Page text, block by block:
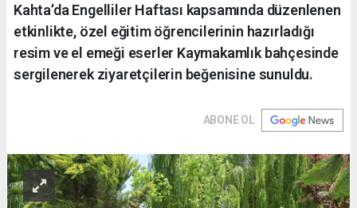
Kahta’da Engelliler Haftası kapsamında düzenlenen
etkinlikte, özel eğitim öğrencilerinin hazırladığı
resim ve el emeği eserler Kaymakamlık bahçesinde
sergilenerek ziyaretçilerin beğenisine sunuldu.
ABONE OL